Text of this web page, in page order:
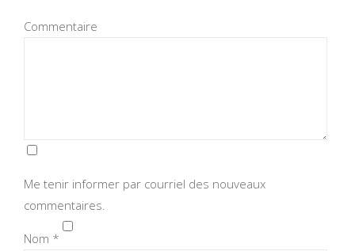
Commentaire
Me tenir informer par courriel des nouveaux
commentaires.
Nom *